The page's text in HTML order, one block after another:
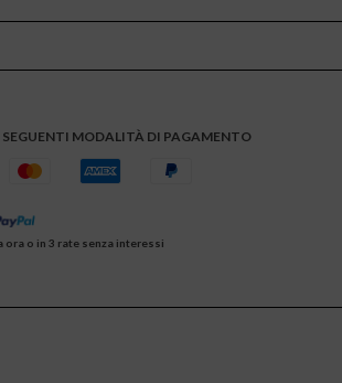
MODALITÀ DI PAGAMENTO
ora o in 3 rate senza interessi